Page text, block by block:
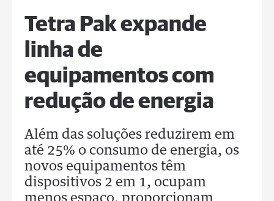
Tetra Pak expande
linha de
equipamentos com
redução de energia
Além das soluções reduzirem em
até 25% o consumo de energia, os
novos equipamentos têm
dispositivos 2 em 1, ocupam